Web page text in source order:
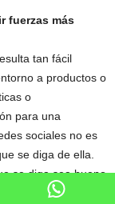
fuerzas más
tan fácil
a productos o
o
para una
sociales no es
se diga de ella.
se diga sea bueno
ha permitido